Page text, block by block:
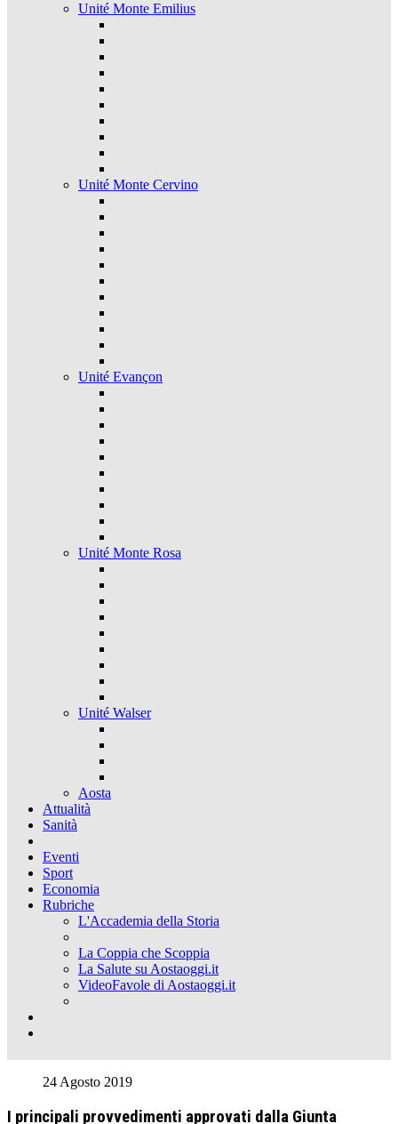
Unité Monte Emilius
Unité Monte Cervino
Unité Evançon
Unité Monte Rosa
Unité Walser
Aosta
Attualità
Sanità
Eventi
Sport
Economia
Rubriche
L'Accademia della Storia
La Coppia che Scoppia
La Salute su Aostaoggi.it
VideoFavole di Aostaoggi.it
24 Agosto 2019
I principali provvedimenti approvati dalla Giunta